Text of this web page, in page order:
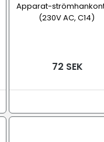
Apparat-
(230V AC, C14)
72 SEK